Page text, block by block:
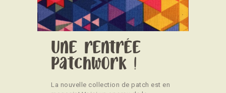
CONTACT
Une rentrée
Patchwork !
La nouvelle collection de patch est en